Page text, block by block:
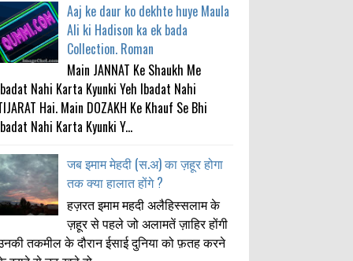
Aaj ke daur ko dekhte huye Maula
Ali ki Hadison ka ek bada
Collection. Roman
Main JANNAT Ke Shaukh Me
Nahi Karta Kyunki Yeh Ibadat Nahi
Hai. Main DOZAKH Ke Khauf Se Bhi
Nahi Karta Kyunki Y...
जब इमाम मेहदी (स.अ) का ज़हूर होगा
तक क्या हालात होंगे ?
हज़रत इमाम महदी अलैहिस्सलाम के
ज़हूर से पहले जो अलामतें ज़ाहिर होंगी
तकमील के दौरान ईसाई दुनिया को फ़तह करने